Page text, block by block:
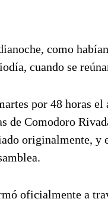
como
cuando se
por 48 horas
de Comodoro
originalmente, y
oficialmente a